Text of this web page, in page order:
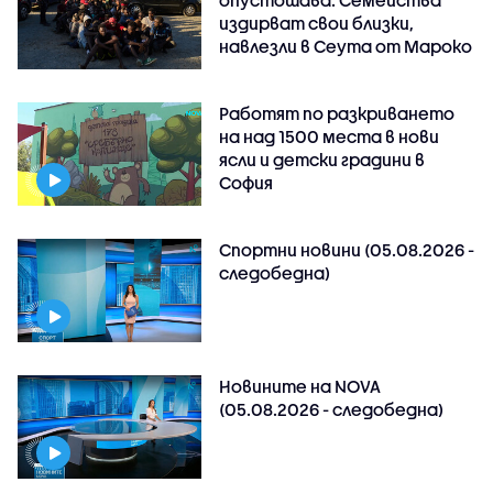
издирват свои близки,
навлезли в Сеута от Мароко
Работят по разкриването
на над 1500 места в нови
ясли и детски градини в
София
Спортни новини (05.08.2026 -
следобедна)
Новините на NOVA
(05.08.2026 - следобедна)